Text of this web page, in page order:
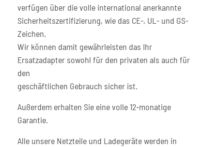
verfügen über die volle international anerkannte
Sicherheitszertifizierung, wie das CE-, UL- und GS-
Zeichen.
Wir können damit gewährleisten das Ihr
Ersatzadapter sowohl für den privaten als auch für
den
geschäftlichen Gebrauch sicher ist.
Außerdem erhalten Sie eine volle 12-monatige
Garantie.
Alle unsere Netzteile und Ladegeräte werden in